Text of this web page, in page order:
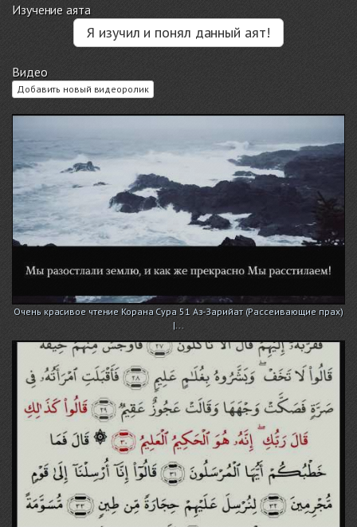
Изучение аята
Я изучил и понял данный аят!
Видео
Добавить новый видеоролик
Очень красивое чтение Корана Сура 51 Аз-Зарийат (Рассеивающие прах)
|...